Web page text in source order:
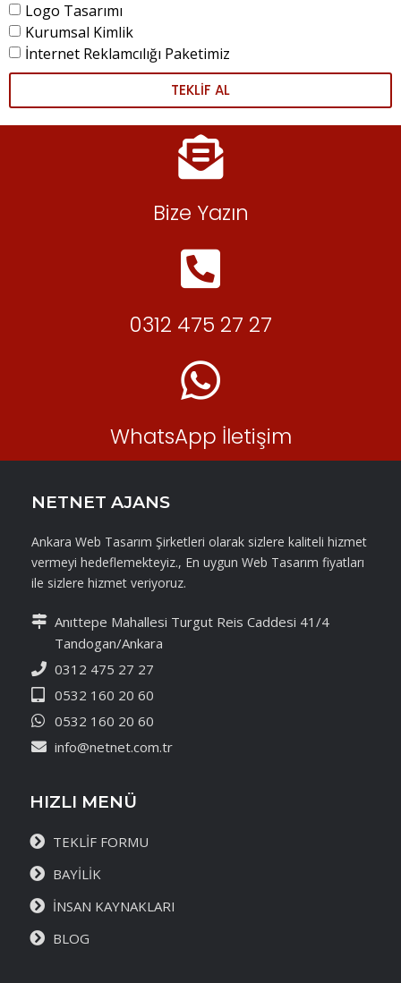
Logo Tasarımı
Kurumsal Kimlik
İnternet Reklamcılığı Paketimiz
TEKLİF AL
Bize Yazın
0312 475 27 27
WhatsApp İletişim
NETNET AJANS
Ankara Web Tasarım Şirketleri olarak sizlere kaliteli hizmet
vermeyi hedeflemekteyiz., En uygun Web Tasarım fiyatları
ile sizlere hizmet veriyoruz.
Anıttepe Mahallesi Turgut Reis Caddesi 41/4
Tandogan/Ankara
0312 475 27 27
0532 160 20 60
0532 160 20 60
info@netnet.com.tr
HIZLI MENÜ
TEKLİF FORMU
BAYİLİK
İNSAN KAYNAKLARI
BLOG